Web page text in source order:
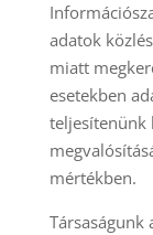
adatok
miatt
esetekben
teljesítenünk
mértékben.
Társaságunk